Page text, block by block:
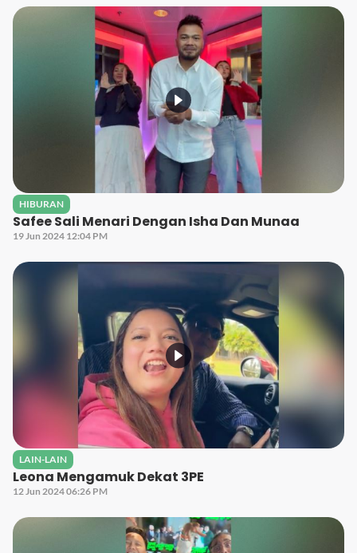
HIBURAN
Safee Sali Menari Dengan Isha Dan Munaa
19 Jun 2024 12:04 PM
LAIN-LAIN
Leona Mengamuk Dekat 3PE
12 Jun 2024 06:26 PM